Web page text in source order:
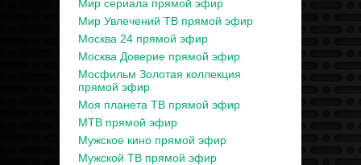
Мир сериала прямой эфир
Мир Увлечений ТВ прямой эфир
Москва 24 прямой эфир
Москва Доверие прямой эфир
Мосфильм Золотая коллекция
прямой эфир
Моя планета ТВ прямой эфир
МТВ прямой эфир
Мужское кино прямой эфир
Мужской ТВ прямой эфир